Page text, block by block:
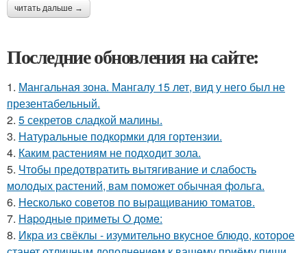
читать дальше →
Последние обновления на сайте:
1. Мангальная зона. Мангалу 15 лет, вид у него был не
презентабельный.
2. 5 секретов сладкой малины.
3. Натуральные подкормки для гортензии.
4. Каким растениям не подходит зола.
5. Чтобы предотвратить вытягивание и слабость
молодых растений, вам поможет обычная фольга.
6. Несколько советов по выращиванию томатов.
7. Нapoдныe пpимeты O дoмe:
8. Икра из свёклы - изумительно вкусное блюдо, которое